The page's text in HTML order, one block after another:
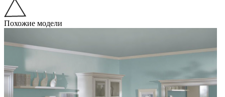
Похожие модели